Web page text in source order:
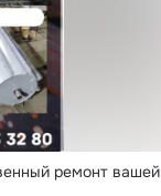
ремонт вашей